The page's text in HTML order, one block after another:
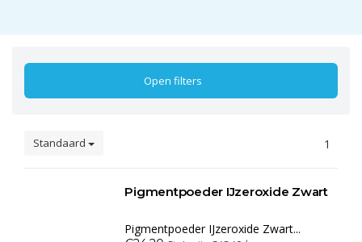
Open filters
Standaard 1
Pigmentpoeder IJzeroxide Zwart
Pigmentpoeder IJzeroxide Zwart...